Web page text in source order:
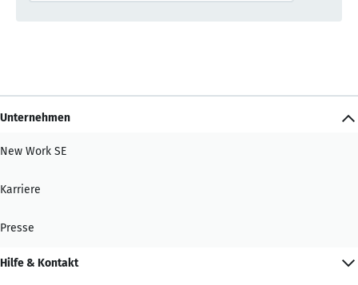
Unternehmen
New Work SE
Karriere
Presse
Hilfe & Kontakt